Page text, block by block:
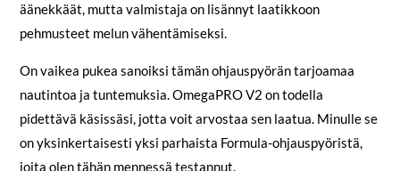
äänekkäät, mutta valmistaja on lisännyt laatikkoon
pehmusteet melun vähentämiseksi.
On vaikea pukea sanoiksi tämän ohjauspyörän tarjoamaa
nautintoa ja tuntemuksia. OmegaPRO V2 on todella
pidettävä käsissäsi, jotta voit arvostaa sen laatua. Minulle se
on yksinkertaisesti yksi parhaista Formula-ohjauspyöristä,
joita olen tähän mennessä testannut.